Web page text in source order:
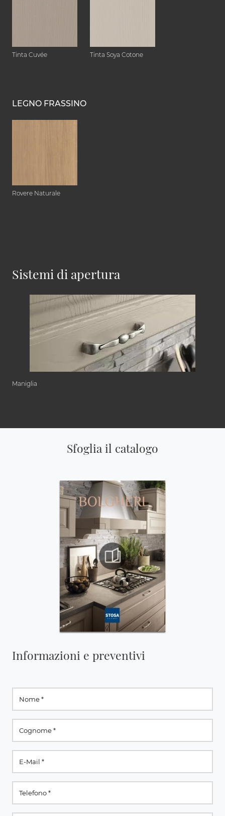
Tinta Cuvée Tinta Soya Cotone
LEGNO FRASSINO
Rovere Naturale
Sistemi di apertura
Maniglia
Sfoglia il catalogo
Informazioni e preventivi